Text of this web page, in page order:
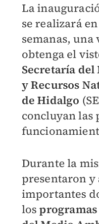
La
se realizará
semanas, una
obtenga el
Secretaría
y Recursos
de Hidalgo
concluyan las
Durante la
presentaron
importantes
los